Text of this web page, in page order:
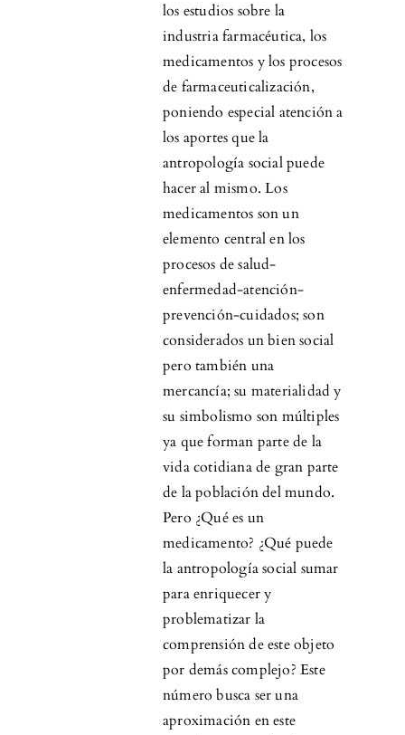
los estudios sobre la
industria farmacéutica, los
medicamentos y los procesos
de farmaceuticalización,
poniendo especial atención a
los aportes que la
antropología social puede
hacer al mismo. Los
medicamentos son un
elemento central en los
procesos de salud-
enfermedad-atención-
prevención-cuidados; son
considerados un bien social
pero también una
mercancía; su materialidad y
su simbolismo son múltiples
ya que forman parte de la
vida cotidiana de gran parte
de la población del mundo.
Pero ¿Qué es un
medicamento? ¿Qué puede
la antropología social sumar
para enriquecer y
problematizar la
comprensión de este objeto
por demás complejo? Este
número busca ser una
aproximación en este